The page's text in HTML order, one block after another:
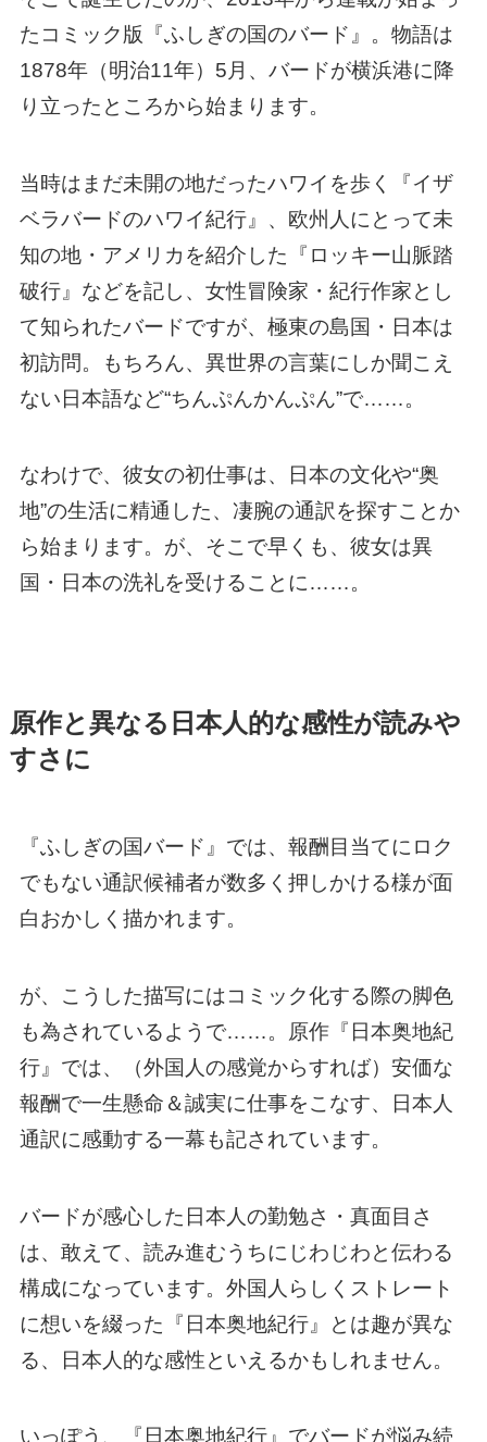
たコミック版『ふしぎの国のバード』。物語は
1878年（明治11年）5月、バードが横浜港に降
り立ったところから始まります。
当時はまだ未開の地だったハワイを歩く『イザ
ベラバードのハワイ紀行』、欧州人にとって未
知の地・アメリカを紹介した『ロッキー山脈踏
破行』などを記し、女性冒険家・紀行作家とし
て知られたバードですが、極東の島国・日本は
初訪問。もちろん、異世界の言葉にしか聞こえ
ない日本語など“ちんぷんかんぷん”で……。
なわけで、彼女の初仕事は、日本の文化や“奥
地”の生活に精通した、凄腕の通訳を探すことか
ら始まります。が、そこで早くも、彼女は異
国・日本の洗礼を受けることに……。
原作と異なる日本人的な感性が読みや
すさに
『ふしぎの国バード』では、報酬目当てにロク
でもない通訳候補者が数多く押しかける様が面
白おかしく描かれます。
が、こうした描写にはコミック化する際の脚色
も為されているようで……。原作『日本奥地紀
行』では、（外国人の感覚からすれば）安価な
報酬で一生懸命＆誠実に仕事をこなす、日本人
通訳に感動する一幕も記されています。
バードが感心した日本人の勤勉さ・真面目さ
は、敢えて、読み進むうちにじわじわと伝わる
構成になっています。外国人らしくストレート
に想いを綴った『日本奥地紀行』とは趣が異な
る、日本人的な感性といえるかもしれません。
いっぽう、『日本奥地紀行』でバードが悩み続